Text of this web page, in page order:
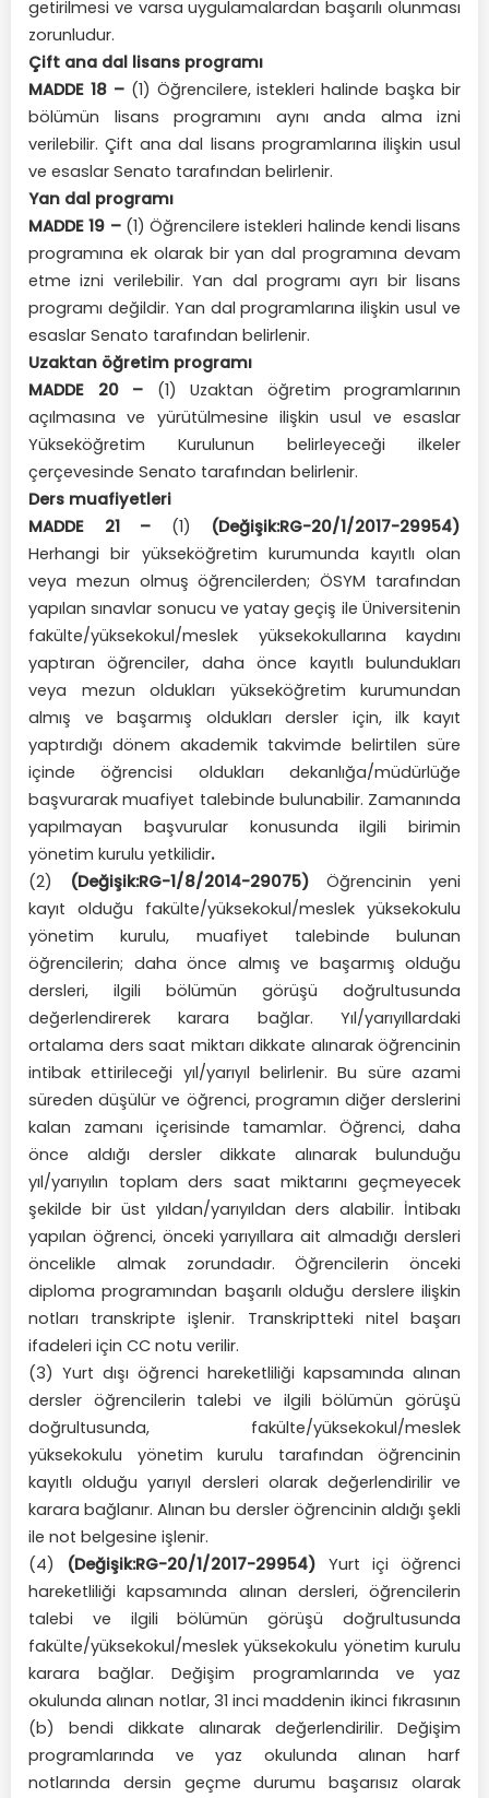
getirilmesi ve varsa uygulamalardan başarılı olunması
zorunludur.
Çift ana dal lisans programı
MADDE 18 – (1) Öğrencilere, istekleri halinde başka bir
bölümün lisans programını aynı anda alma izni
verilebilir. Çift ana dal lisans programlarına ilişkin usul
ve esaslar Senato tarafından belirlenir.
Yan dal programı
MADDE 19 – (1) Öğrencilere istekleri halinde kendi lisans
programına ek olarak bir yan dal programına devam
etme izni verilebilir. Yan dal programı ayrı bir lisans
programı değildir. Yan dal programlarına ilişkin usul ve
esaslar Senato tarafından belirlenir.
Uzaktan öğretim programı
MADDE 20 – (1) Uzaktan öğretim programlarının
açılmasına ve yürütülmesine ilişkin usul ve esaslar
Yükseköğretim Kurulunun belirleyeceği ilkeler
çerçevesinde Senato tarafından belirlenir.
Ders muafiyetleri
MADDE 21 – (1) (Değişik:RG-20/1/2017-29954)
Herhangi bir yükseköğretim kurumunda kayıtlı olan
veya mezun olmuş öğrencilerden; ÖSYM tarafından
yapılan sınavlar sonucu ve yatay geçiş ile Üniversitenin
fakülte/yüksekokul/meslek yüksekokullarına kaydını
yaptıran öğrenciler, daha önce kayıtlı bulundukları
veya mezun oldukları yükseköğretim kurumundan
almış ve başarmış oldukları dersler için, ilk kayıt
yaptırdığı dönem akademik takvimde belirtilen süre
içinde öğrencisi oldukları dekanlığa/müdürlüğe
başvurarak muafiyet talebinde bulunabilir. Zamanında
yapılmayan başvurular konusunda ilgili birimin
yönetim kurulu yetkilidir.
(2)
(Değişik:RG-1/8/2014-29075)Öğrencinin yeni
kayıt olduğu fakülte/yüksekokul/meslek yüksekokulu
yönetim kurulu, muafiyet talebinde bulunan
öğrencilerin; daha önce almış ve başarmış olduğu
dersleri, ilgili bölümün görüşü doğrultusunda
değerlendirerek karara bağlar. Yıl/yarıyıllardaki
ortalama ders saat miktarı dikkate alınarak öğrencinin
intibak ettirileceği yıl/yarıyıl belirlenir. Bu süre azami
süreden düşülür ve öğrenci, programın diğer derslerini
kalan zamanı içerisinde tamamlar. Öğrenci, daha
önce aldığı dersler dikkate alınarak bulunduğu
yıl/yarıyılın toplam ders saat miktarını geçmeyecek
şekilde bir üst yıldan/yarıyıldan ders alabilir. İntibakı
yapılan öğrenci, önceki yarıyıllara ait almadığı dersleri
öncelikle almak zorundadır. Öğrencilerin önceki
diploma programından başarılı olduğu derslere ilişkin
notları transkripte işlenir. Transkriptteki nitel başarı
ifadeleri için CC notu verilir.
(3) Yurt dışı öğrenci hareketliliği kapsamında alınan
dersler öğrencilerin talebi ve ilgili bölümün görüşü
doğrultusunda, fakülte/yüksekokul/meslek
yüksekokulu yönetim kurulu tarafından öğrencinin
kayıtlı olduğu yarıyıl dersleri olarak değerlendirilir ve
karara bağlanır. Alınan bu dersler öğrencinin aldığı şekli
ile not belgesine işlenir.
(4) (Değişik:RG-20/1/2017-29954) Yurt içi öğrenci
hareketliliği kapsamında alınan dersleri, öğrencilerin
talebi ve ilgili bölümün görüşü doğrultusunda
fakülte/yüksekokul/meslek yüksekokulu yönetim kurulu
karara bağlar. Değişim programlarında ve yaz
okulunda alınan notlar, 31 inci maddenin ikinci fıkrasının
(b) bendi dikkate alınarak değerlendirilir. Değişim
programlarında ve yaz okulunda alınan harf
notlarında dersin geçme durumu başarısız olarak